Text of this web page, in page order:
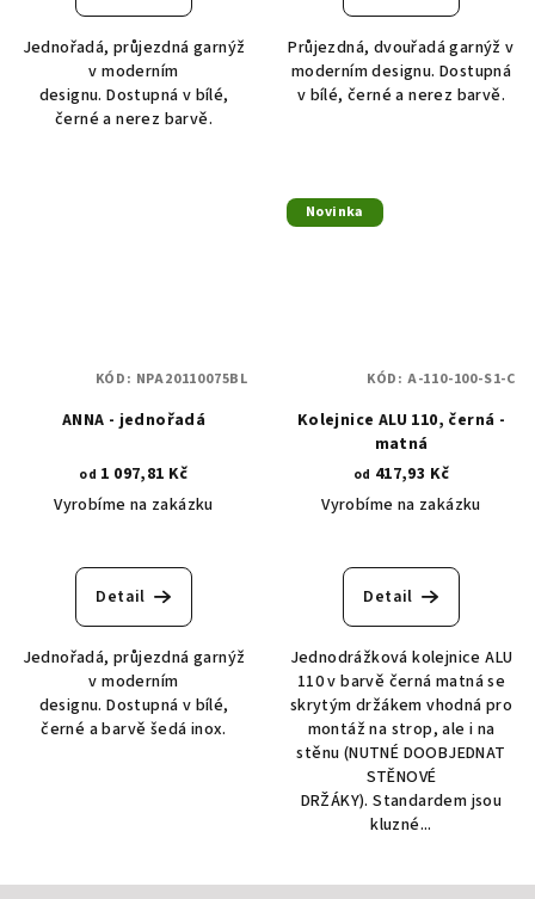
Jednořadá, průjezdná garnýž
v moderním
designu. Dostupná v bílé,
černé a nerez barvě.
Průjezdná, dvouřadá garnýž v
moderním designu. Dostupná
v bílé, černé a nerez barvě.
ANNA - jednořadá
od 1 097,81 Kč
Vyrobíme na zakázku
Detail
Jednořadá, průjezdná garnýž
v moderním
designu. Dostupná v bílé,
černé a barvě šedá inox.
KÓD: NPA20110075BL
Novinka
Kolejnice ALU 110, černá -
matná
od 417,93 Kč
Vyrobíme na zakázku
Detail
Jednodrážková kolejnice ALU
110 v barvě černá matná se
skrytým držákem vhodná pro
montáž na strop, ale i na
stěnu (NUTNÉ DOOBJEDNAT
STĚNOVÉ
DRŽÁKY). Standardem jsou
kluzné...
KÓD: A-110-100-S1-C